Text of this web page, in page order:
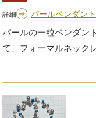
詳細 パールペンダン
パールの一粒ペンダン
て、フォーマルネック